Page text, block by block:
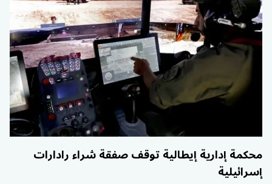
محكمة إدارية إيطالية توقف صفقة شراء رادارات
إسرائيلية